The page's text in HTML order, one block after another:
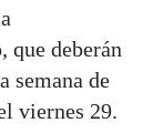
deberán
semana de
viernes 29.